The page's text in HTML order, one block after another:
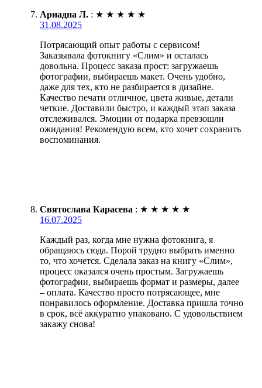
Ариадна Л. : ★ ★ ★ ★ ★
31.08.2025
Потрясающий опыт работы с сервисом!
Заказывала фотокнигу «Слим» и осталась
довольна. Процесс заказа прост: загружаешь
фотографии, выбираешь макет. Очень удобно,
даже для тех, кто не разбирается в дизайне.
Качество печати отличное, цвета живые, детали
четкие. Доставили быстро, и каждый этап заказа
отслеживался. Эмоции от подарка превзошли
ожидания! Рекомендую всем, кто хочет сохранить
воспоминания.
Святослава Карасева : ★ ★ ★ ★ ★
16.07.2025
Каждый раз, когда мне нужна фотокнига, я
обращаюсь сюда. Порой трудно выбрать именно
то, что хочется. Сделала заказ на книгу «Слим»,
процесс оказался очень простым. Загружаешь
фотографии, выбираешь формат и размеры, далее
– оплата. Качество просто потрясающее, мне
понравилось оформление. Доставка пришла точно
в срок, всё аккуратно упаковано. С удовольствием
закажу снова!